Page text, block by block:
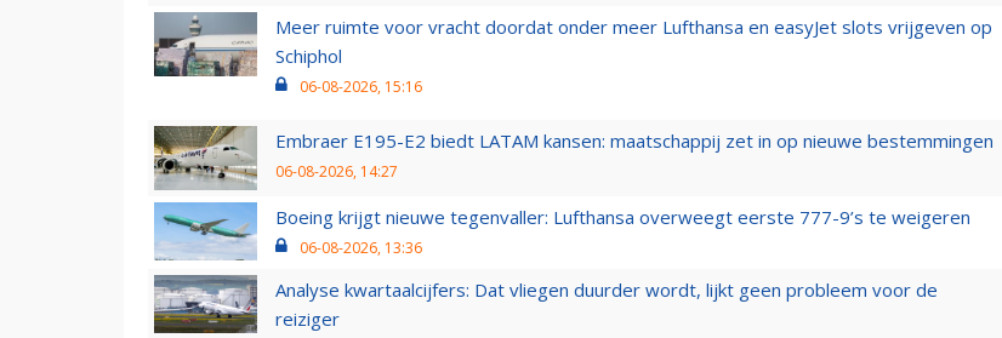
Meer ruimte voor vracht doordat onder meer Lufthansa en easyJet slots vrijgeven op
Schiphol
06-08-2026, 15:16
Embraer E195-E2 biedt LATAM kansen: maatschappij zet in op nieuwe bestemmingen
06-08-2026, 14:27
Boeing krijgt nieuwe tegenvaller: Lufthansa overweegt eerste 777-9’s te weigeren
06-08-2026, 13:36
Analyse kwartaalcijfers: Dat vliegen duurder wordt, lijkt geen probleem voor de
reiziger